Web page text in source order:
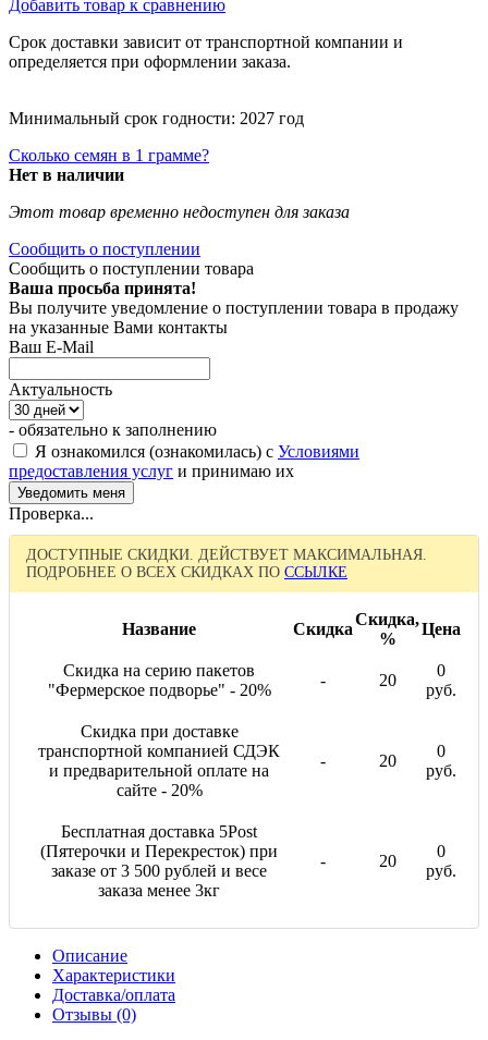
Добавить товар к сравнению
Срок доставки зависит от транспортной компании и
определяется при оформлении заказа.
Минимальный срок годности: 2027 год
Сколько семян в 1 грамме?
Нет в наличии
Этот товар временно недоступен для заказа
Сообщить о поступлении
Сообщить о поступлении товара
Ваша просьба принята!
Вы получите уведомление о поступлении товара в продажу
на указанные Вами контакты
Ваш E-Mail
Актуальность
- обязательно к заполнению
Я ознакомился (ознакомилась) с Условиями
предоставления услуг и принимаю их
Проверка...
ДОСТУПНЫЕ СКИДКИ. ДЕЙСТВУЕТ МАКСИМАЛЬНАЯ.
ПОДРОБНЕЕ О ВСЕХ СКИДКАХ ПО ССЫЛКЕ
Название Скидка
Скидка,
%
Цена
Скидка на серию пакетов
"Фермерское подворье" - 20%
- 20
0
руб.
Скидка при доставке
транспортной компанией СДЭК
и предварительной оплате на
сайте - 20%
- 20
0
руб.
Бесплатная доставка 5Post
(Пятерочки и Перекресток) при
заказе от 3 500 рублей и весе
заказа менее 3кг
- 20
0
руб.
Описание
Характеристики
Доставка/оплата
Отзывы (0)